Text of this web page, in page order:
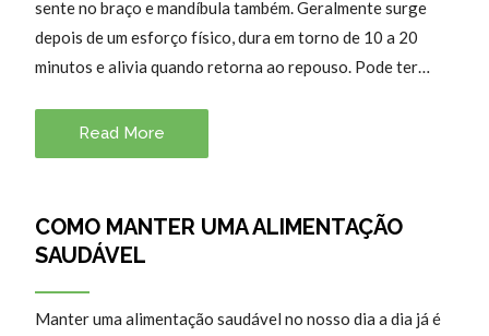
sente no braço e mandíbula também. Geralmente surge
depois de um esforço físico, dura em torno de 10 a 20
minutos e alivia quando retorna ao repouso. Pode ter…
Read More
COMO MANTER UMA ALIMENTAÇÃO
SAUDÁVEL
Manter uma alimentação saudável no nosso dia a dia já é